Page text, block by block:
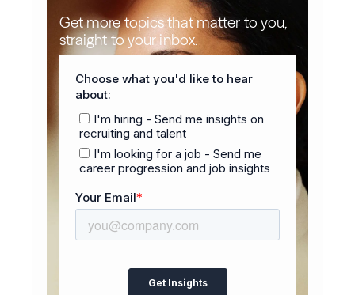
Get more topics that matter to you,
straight to your inbox.